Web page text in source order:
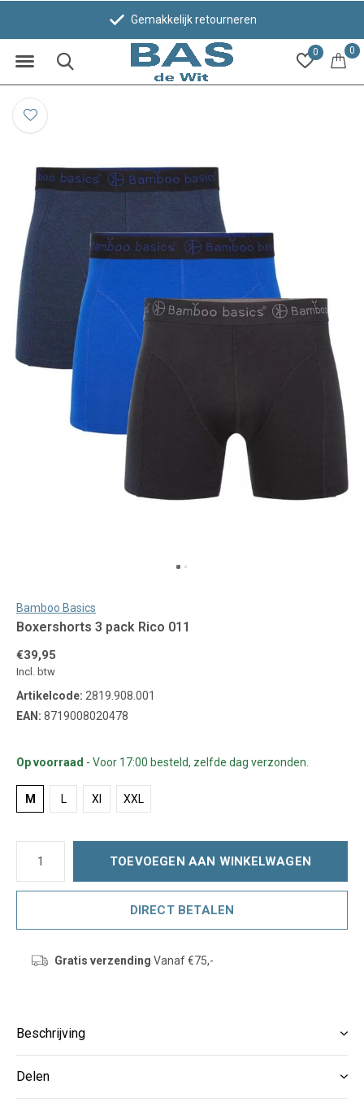
0 0
Gemakkelijk retourneren
Bamboo Basics
Boxershorts 3 pack Rico 011
€39,95
Incl. btw
Artikelcode: 2819.908.001
EAN: 8719008020478
Op voorraad - Voor 17:00 besteld, zelfde dag verzonden.
M L Xl XXL
TOEVOEGEN AAN WINKELWAGEN
DIRECT BETALEN
Gratis verzending Vanaf €75,-
Beschrijving
Delen